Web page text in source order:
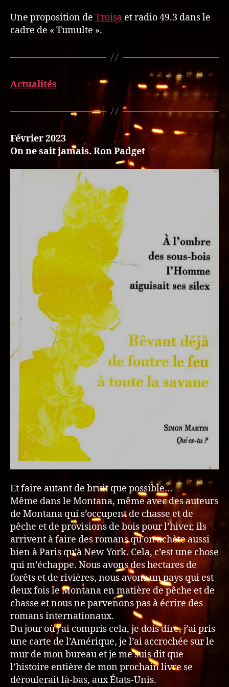
Une proposition de Trois‿a et radio 49.3 dans le
cadre de « Tumulte ».
Actualités
Février 2023
On ne sait jamais. Ron Padget
Et faire autant de bruit que possible…
Même dans le Montana, même avec des auteurs
de Montana qui s’occupent de chasse et de
pêche et de provisions de bois pour l’hiver, ils
arrivent à faire des romans qu’on achète aussi
bien à Paris qu’à New York. Cela, c’est une chose
qui m’échappe. Nous avons des hectares de
forêts et de rivières, nous avons un pays qui est
deux fois le Montana en matière de pêche et de
chasse et nous ne parvenons pas à écrire des
romans internationaux.
Du jour où j’ai compris cela, je dois dire, j’ai pris
une carte de l’Amérique, je l’ai accrochée sur le
mur de mon bureau et je me suis dit que
l’histoire entière de mon prochain livre se
déroulerait là-bas, aux États-Unis.